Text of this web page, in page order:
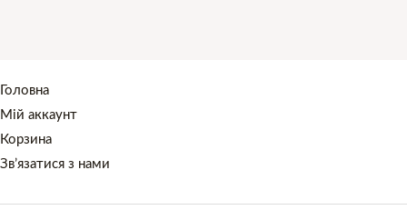
Головна
Мій аккаунт
Корзина
Зв’язатися з нами